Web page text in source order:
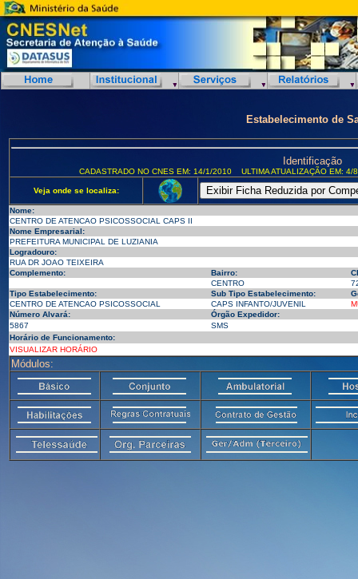
Estabelecimento de
Identificação
CADASTRADO NO CNES EM: 14/1/2010 ULTIMA ATUALIZAÇÃO EM:
Veja onde se localiza:
Nome:
CENTRO DE ATENCAO PSICOSSOCIAL CAPS II
Nome Empresarial:
PREFEITURA MUNICIPAL DE LUZIANIA
Logradouro:
RUA DR JOAO TEIXEIRA
Complemento:
Bairro:
CENTRO
Tipo Estabelecimento:
Sub Tipo Estabelecimento:
CENTRO DE ATENCAO PSICOSSOCIAL
CAPS INFANTO/JUVENIL
Número Alvará:
Órgão Expedidor:
5867
SMS
Horário de Funcionamento:
VISUALIZAR HORÁRIO
Módulos: